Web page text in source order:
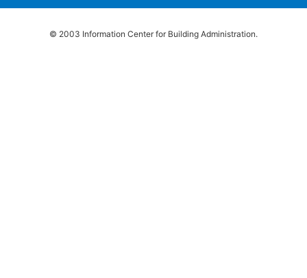
© 2003 Information Center for Building Administration.